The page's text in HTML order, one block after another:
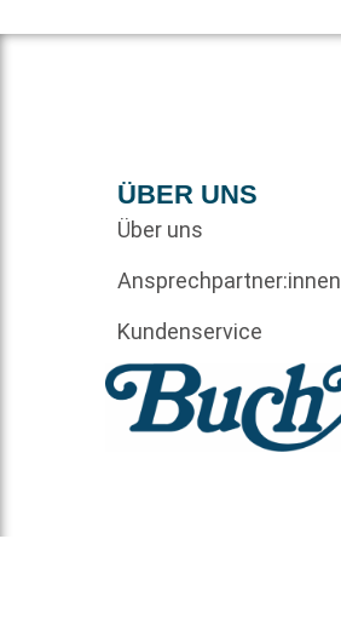
ÜBER UNS
Über uns
Ansprechpartner:innen
Kundenservice